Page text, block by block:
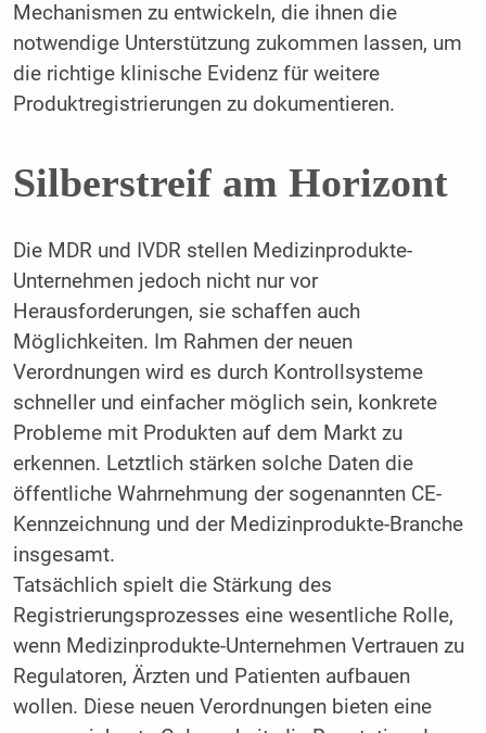
Mechanismen zu entwickeln, die ihnen die
notwendige Unterstützung zukommen lassen, um
die richtige klinische Evidenz für weitere
Produktregistrierungen zu dokumentieren.
Silberstreif am Horizont
Die MDR und IVDR stellen Medizinprodukte-
Unternehmen jedoch nicht nur vor
Herausforderungen, sie schaffen auch
Möglichkeiten. Im Rahmen der neuen
Verordnungen wird es durch Kontrollsysteme
schneller und einfacher möglich sein, konkrete
Probleme mit Produkten auf dem Markt zu
erkennen. Letztlich stärken solche Daten die
öffentliche Wahrnehmung der sogenannten CE-
Kennzeichnung und der Medizinprodukte-Branche
insgesamt.
Tatsächlich spielt die Stärkung des
Registrierungsprozesses eine wesentliche Rolle,
wenn Medizinprodukte-Unternehmen Vertrauen zu
Regulatoren, Ärzten und Patienten aufbauen
wollen. Diese neuen Verordnungen ­bieten eine